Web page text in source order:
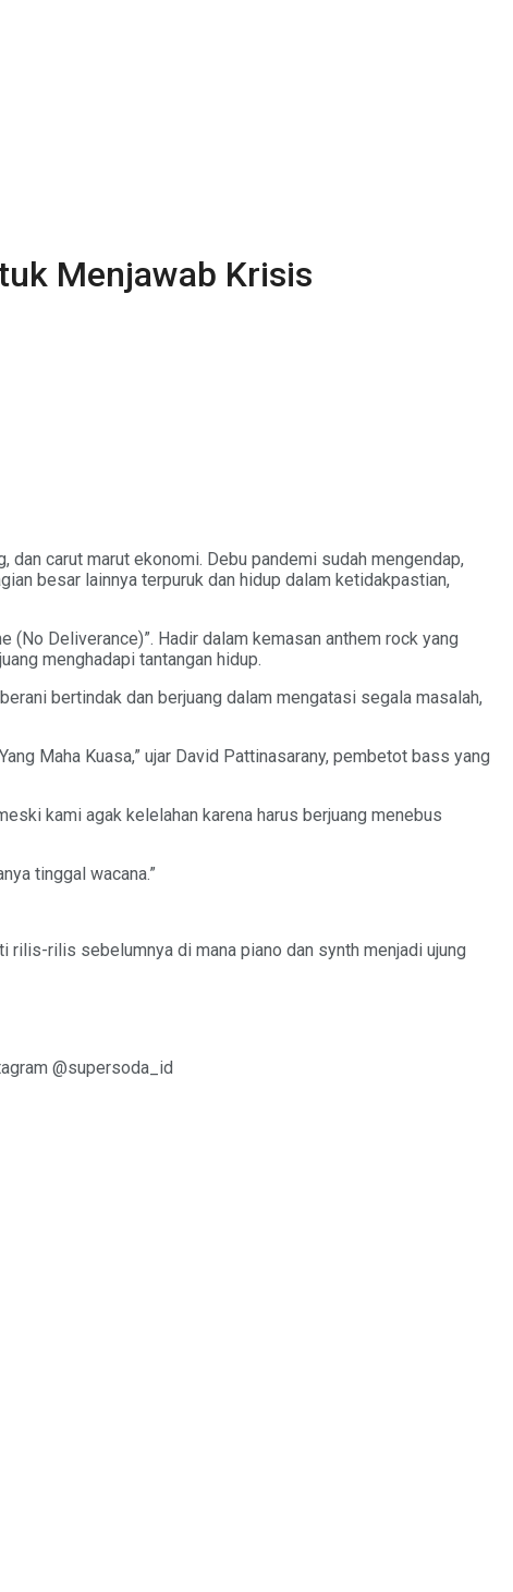
Menjawab Krisis
carut marut ekonomi. Debu pandemi sudah mengendap,
besar lainnya terpuruk dan hidup dalam ketidakpastian,
Deliverance)”. Hadir dalam kemasan anthem rock yang
menghadapi tantangan hidup.
bertindak dan berjuang dalam mengatasi segala masalah,
Maha Kuasa,” ujar David Pattinasarany, pembetot bass yang
kami agak kelelahan karena harus berjuang menebus
tinggal wacana.”
rilis sebelumnya di mana piano dan synth menjadi ujung
@supersoda_id